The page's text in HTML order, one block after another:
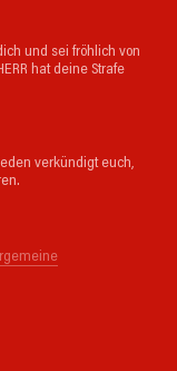
und sei fröhlich von
hat deine Strafe
verkündigt euch,